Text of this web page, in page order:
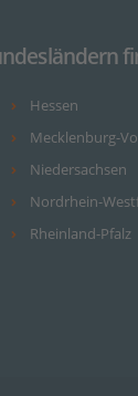
Hessen
Mecklenburg-
Niedersachsen
Nordrhein-
Rheinland-Pfalz